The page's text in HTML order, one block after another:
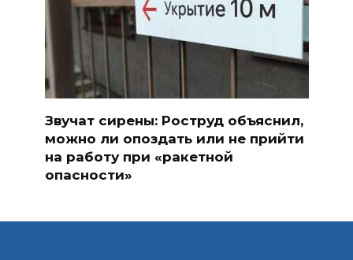
Звучат сирены: Роструд объяснил,
можно ли опоздать или не прийти
на работу при «ракетной
опасности»